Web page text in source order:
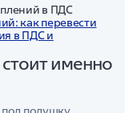
в ПДС
как перевести
в ПДС и
именно